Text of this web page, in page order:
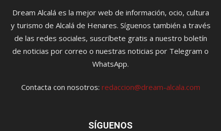
Dream Alcalá es la mejor web de información, ocio, cultura
y turismo de Alcalá de Henares. Síguenos también a través
de las redes sociales, suscríbete gratis a nuestro boletín
de noticias por correo o nuestras noticias por Telegram o
WhatsApp.
Contacta con nosotros: redaccion@dream-alcala.com
SÍGUENOS